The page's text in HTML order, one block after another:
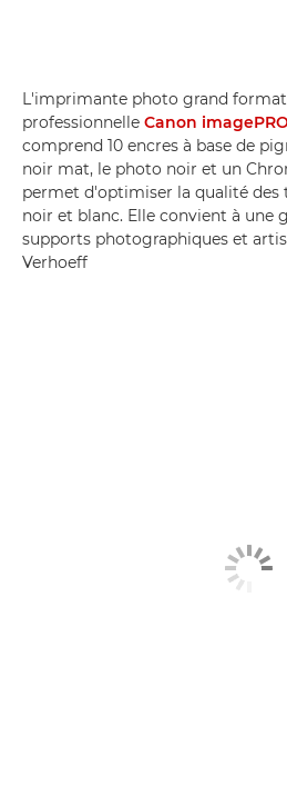
L'imprimante photo grand
professionnelle Canon
comprend 10 encres à base de
noir mat, le photo noir et un
permet d'optimiser la qualité des
noir et blanc. Elle convient à une
supports photographiques et
Verhoeff